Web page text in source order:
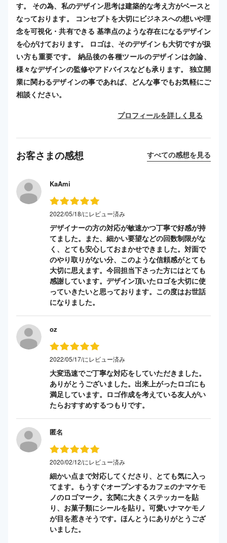
す。 その為、私のデザイン思考は建築的な考え方がベースと
なっております。 コンセプトを大切にビジネスへの想いや理
念を可視化・共有できる 基準点のような存在になるデザイン
を心がけております。 ロゴは、そのデザインも大切ですが扱
い方も重要です。 納品後の各種ツールのデザインは勿論、
様々なデザインの監修やアドバイスなども承ります。 独立開
業に関わるデザインの事であれば、どんな事でもお気軽にご
相談ください。
プロフィールを詳しく見る
お客さまの感想 すべての感想を見る
KaAmi
2022/05/18/にレビュー済み
デザイナーの方の対応が敏速かつ丁寧で好感が持
てました。また、細かい要望などの回数制限がな
く、とても安心しておまかせできました。対面で
のやり取りがない分、このような信頼感がとても
大切に思えます。今回担当下さった方にはとても
感謝しています。デザイン頂いたロゴを大切に使
っていきたいと思っております。この度はお世話
になりました。
oz
2022/05/17/にレビュー済み
大変迅速でご丁寧な対応をしていただきました。
ありがとうございました。出来上がったロゴにも
満足しています。ロゴ作成を考えている友人がい
たらおすすめするつもりです。
匿名
2020/02/12/にレビュー済み
細かい点まで対応してくださり、とても気に入っ
てます。もうすぐオープンするカフェのナマケモ
ノのロゴマーク。玄関に大きくステッカーを貼
り、お菓子類にシールを貼り。可愛いナマケモノ
が目を惹きそうです。ほんとうにありがとうござ
いました。